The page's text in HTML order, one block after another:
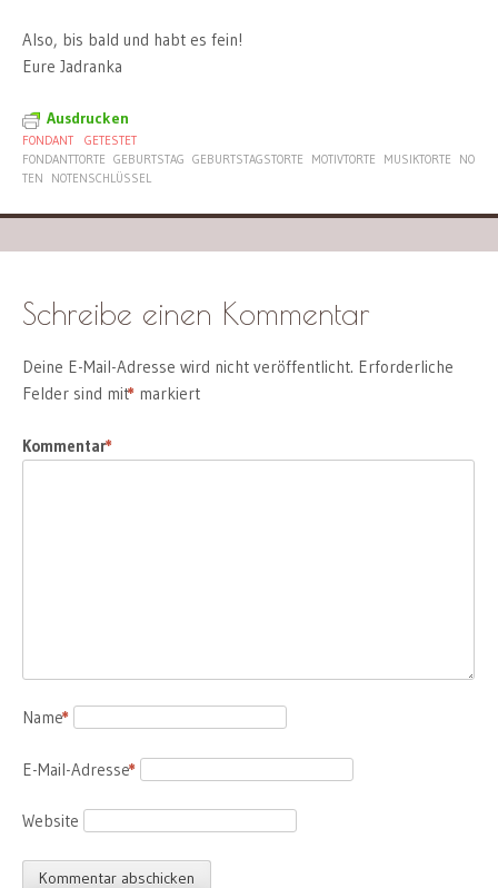
Also, bis bald und habt es fein!
Eure Jadranka
Ausdrucken
FONDANT
GETESTET
FONDANTTORTE GEBURTSTAG GEBURTSTAGSTORTE MOTIVTORTE MUSIKTORTE
NO
TEN
NOTENSCHLÜSSEL
Schreibe einen Kommentar
Deine E-Mail-Adresse wird nicht veröffentlicht. Erforderliche
Felder sind mit
* markiert
Kommentar
*
Name
*
E-Mail-Adresse
*
Website